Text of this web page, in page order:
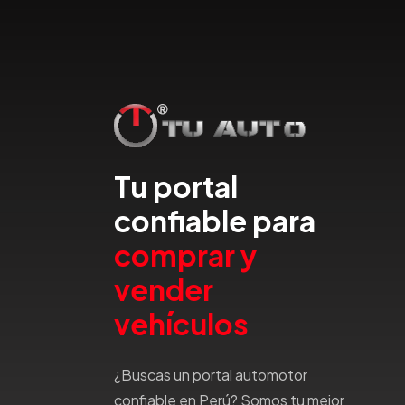
Emgrand
Faw
Fiat
Ford
Gac
Geely
Geo
Gmc
Great Wall
Tu portal
confiable para
comprar y
vender
vehículos
¿Buscas un portal automotor
confiable en Perú? Somos tu mejor